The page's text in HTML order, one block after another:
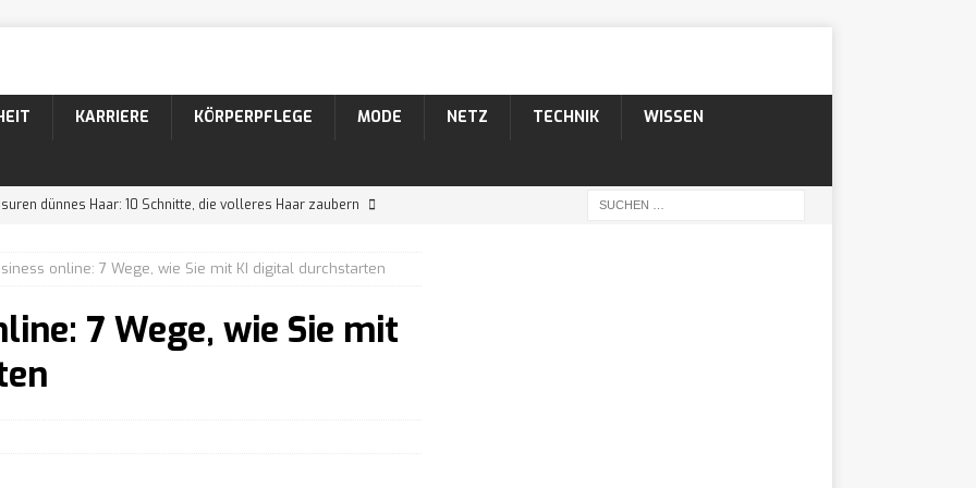
KARRIERE KÖRPERPFLEGE MODE NETZ TECHNIK WISSEN
dünnes Haar: 10 Schnitte, die volleres Haar zaubern
Männer: 10 coole Varianten für lockiges Haar
Bartformen mit Namen und Bildern
Der markante Bartstyle mit Schnurrbart
online: 7 Wege, wie Sie mit KI digital durchstarten
7 Wege, wie Sie mit